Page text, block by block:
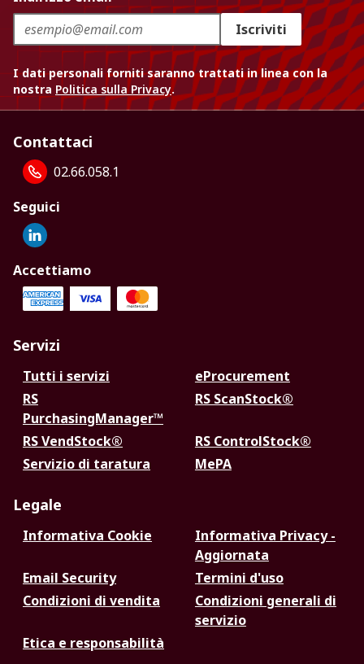
Iscriviti
I dati personali forniti saranno trattati in linea con la
nostra Politica sulla Privacy.
Contattaci
02.66.058.1
Seguici
Accettiamo
Servizi
Tutti i servizi
eProcurement
RS
PurchasingManager™
RS ScanStock®
RS VendStock®
RS ControlStock®
Servizio di taratura
MePA
Legale
Informativa Cookie
Informativa Privacy -
Aggiornata
Email Security
Termini d'uso
Condizioni di vendita
Condizioni generali di
servizio
Etica e responsabilità